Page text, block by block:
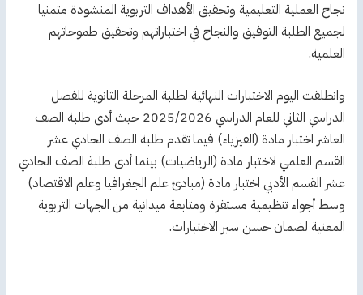
نجاح العملية التعليمية وتحقيق الأهداف التربوية المنشودة متمنيا
لجميع الطلبة التوفيق والنجاح في اختباراتهم وتحقيق طموحاتهم
العلمية.
وانطلقت اليوم الاختبارات النهائية لطلبة المرحلة الثانوية للفصل
الدراسي الثاني للعام الدراسي 2025/2026 حيث أدى طلبة الصف
العاشر اختبار مادة (الفيزياء) فيما تقدم طلبة الصف الحادي عشر
القسم العلمي لاختبار مادة (الرياضيات) بينما أدى طلبة الصف الحادي
عشر القسم الأدبي اختبار مادة (مبادئ علم الجغرافيا وعلم الاقتصاد)
وسط أجواء تنظيمية مستقرة ومتابعة ميدانية من الجهات التربوية
المعنية لضمان حسن سير الاختبارات.